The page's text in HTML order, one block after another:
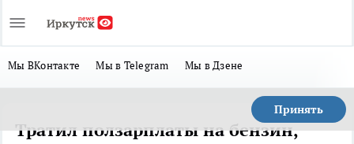
Мы ВКонтакте Мы в Telegram Мы в Дзене
Принять
Тратил ползарплаты на бензин,